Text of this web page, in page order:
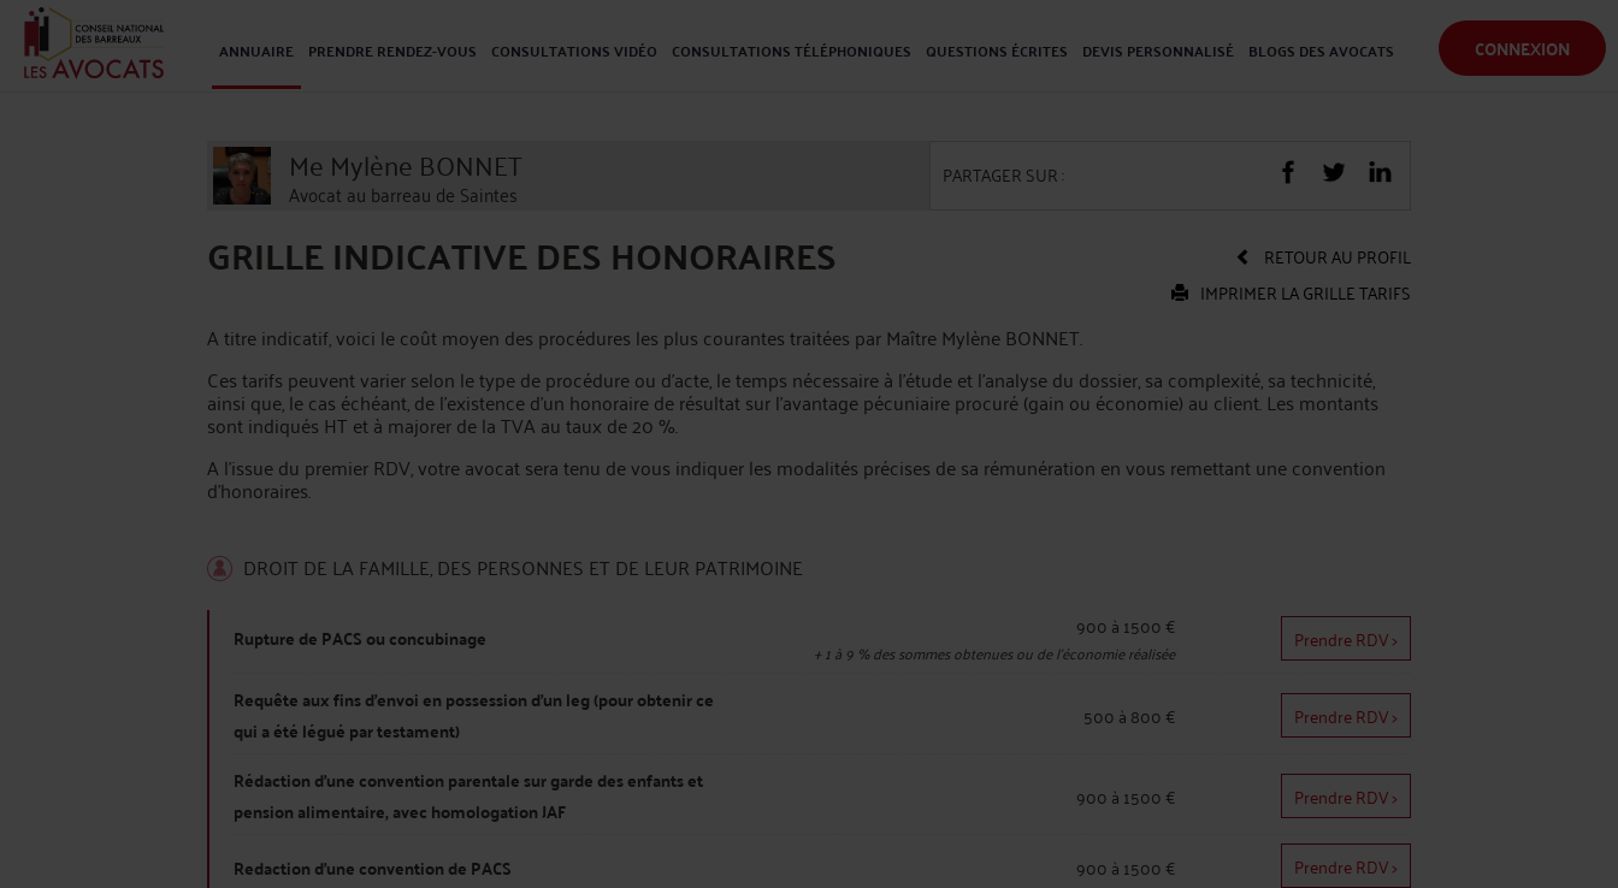
CONNEXION
ANNUAIRE PRENDRE RENDEZ-VOUS CONSULTATIONS VIDÉO CONSULTATIONS TÉLÉPHONIQUES QUESTIONS ÉCRITES DEVIS PERSONNALISÉ BLOGS DES AVOCATS
Me Mylène BONNET
Avocat au barreau de Saintes
PARTAGER SUR :
GRILLE INDICATIVE DES HONORAIRES
RETOUR AU PROFIL
IMPRIMER LA GRILLE TARIFS
A titre indicatif, voici le coût moyen des procédures les plus courantes traitées par Maître Mylène BONNET.
Ces tarifs peuvent varier selon le type de procédure ou d'acte, le temps nécessaire à l'étude et l'analyse du dossier, sa complexité, sa technicité,
ainsi que, le cas échéant, de l’existence d’un honoraire de résultat sur l’avantage pécuniaire procuré (gain ou économie) au client. Les montants
sont indiqués HT et à majorer de la TVA au taux de 20 %.
A l’issue du premier RDV, votre avocat sera tenu de vous indiquer les modalités précises de sa rémunération en vous remettant une convention
d'honoraires.
DROIT DE LA FAMILLE, DES PERSONNES ET DE LEUR PATRIMOINE
Rupture de PACS ou concubinage 900 à 1500 €
+1 à 9 % des sommes obtenues ou de l'économie réalisée Prendre RDV >
Requête aux fins d'envoi en possession d'un leg (pour obtenir ce
qui a été légué par testament)
500 à 800 € Prendre RDV >
Rédaction d'une convention parentale sur garde des enfants et
pension alimentaire, avec homologation JAF
900 à 1500 € Prendre RDV >
Redaction d'une convention de PACS 900 à 1500 € Prendre RDV >